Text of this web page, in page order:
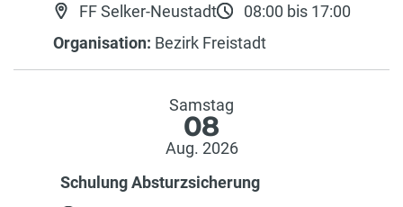
FF Selker-Neustadt
08:00 bis 17:00
Organisation: Bezirk Freistadt
Samstag
08
Aug. 2026
Schulung Absturzsicherung